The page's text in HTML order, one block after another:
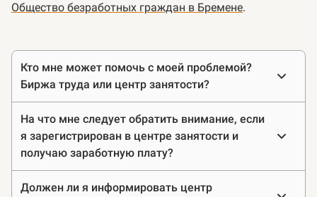
Общество безработных граждан в Бремене.
Часто
задаваемые
вопросы
Кто мне может помочь с моей проблемой?
Биржа труда или центр занятости?
На что мне следует обратить внимание, если
я зарегистрирован в центре занятости и
получаю заработную плату?
Должен ли я информировать центр